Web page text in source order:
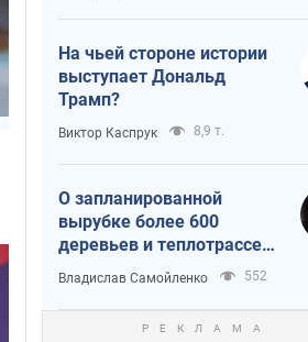
На чьей стороне истории
выступает Дональд
Трамп?
Виктор Каспрук 8,9 т.
О запланированной
вырубке более 600
деревьев и теплотрассе:
что происходит на
Теремках в Киеве
Владислав Самойленко 552